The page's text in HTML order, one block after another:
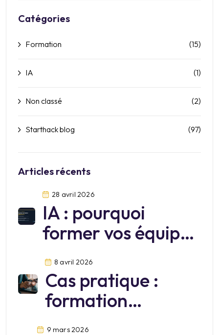
Catégories
Formation (15)
IA (1)
Non classé (2)
Starthack blog (97)
Articles récents
28 avril 2026
IA : pourquoi
former vos équipes
sur Mistral?
8 avril 2026
Cas pratique :
formation
9 mars 2026